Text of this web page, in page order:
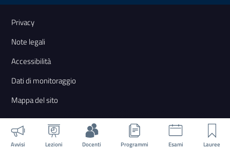
Avvisi Lezioni Docenti Programmi Esami Lauree
Link e informazioni utili
Privacy
Note legali
Accessibilità
Dati di monitoraggio
Mappa del sito